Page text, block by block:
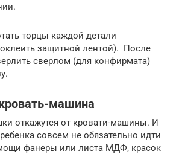
торцы каждой детали
защитной лентой). После
сверлом (для конфирмата)
машина
откажутся от кровати-машины. И
совсем не обязательно идти
фанеры или листа МДФ, красок